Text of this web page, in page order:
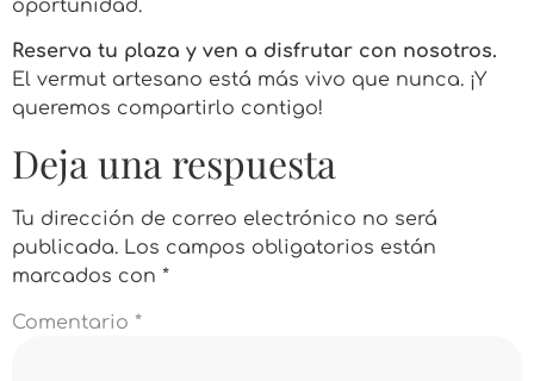
oportunidad.
Reserva tu plaza y ven a disfrutar con nosotros.
El vermut artesano está más vivo que nunca. ¡Y
queremos compartirlo contigo!
Deja una respuesta
Tu dirección de correo electrónico no será
publicada. Los campos obligatorios están
marcados con *
Comentario *